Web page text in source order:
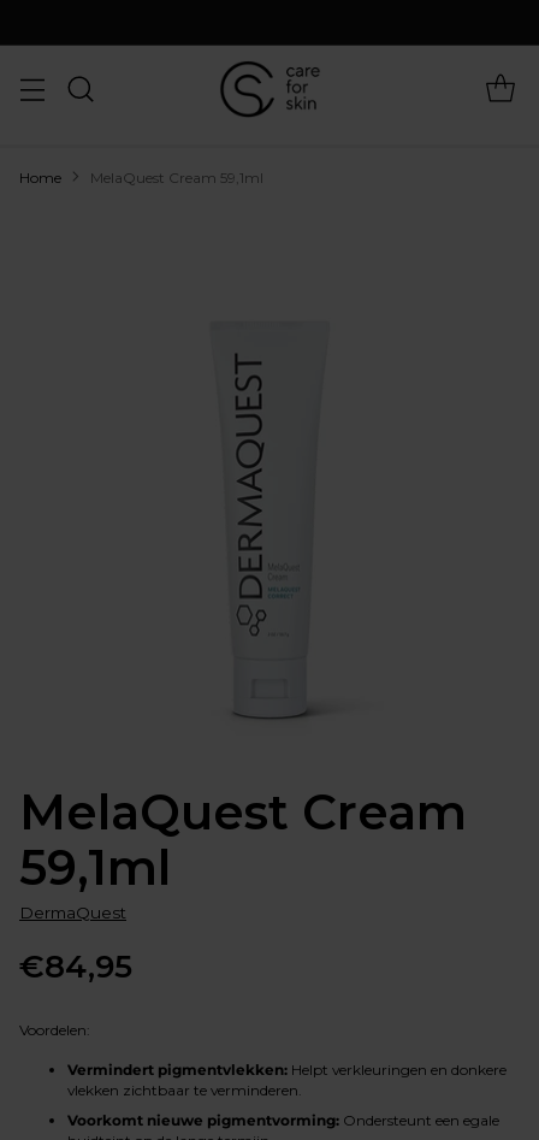
Home MelaQuest Cream 59,1ml
MelaQuest Cream
59,1ml
DermaQuest
Normale
prijs
€84,95
Voordelen:
Vermindert pigmentvlekken: Helpt verkleuringen en donkere
vlekken zichtbaar te verminderen.
Voorkomt nieuwe pigmentvorming: Ondersteunt een egale